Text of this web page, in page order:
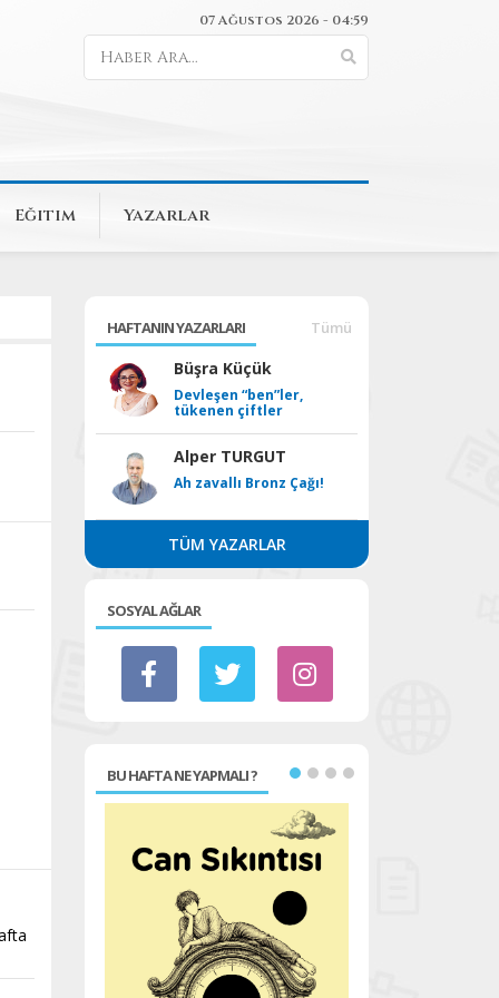
07 Ağustos 2026 - 04:59
Eğitim Yazarlar
HAFTANIN YAZARLARI Tümü
Büşra Küçük
Devleşen “ben”ler,
tükenen çiftler
Alper TURGUT
Ah zavallı Bronz Çağı!
TÜM YAZARLAR
SOSYAL AĞLAR
BU HAFTA NE YAPMALI ?